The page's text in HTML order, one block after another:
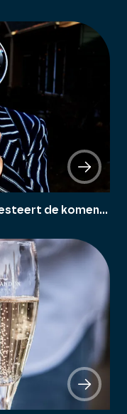
76% van de B2B marketeers investeert de komende jaren in Marketing automation